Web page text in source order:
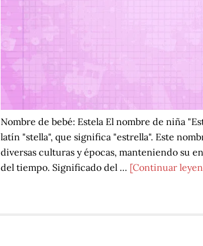
Nombre de bebé: Estela El nombre de niña
latín "stella", que significa "estrella". Este
diversas culturas y épocas, manteniendo su
del tiempo. Significado del … [Continuar